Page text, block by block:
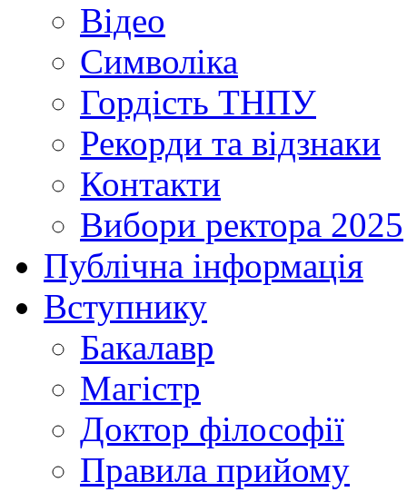
Відео
Символіка
Гордість ТНПУ
Рекорди та відзнаки
Контакти
Вибори ректора 2025
Публічна інформація
Вступнику
Бакалавр
Магістр
Доктор філософії
Правила прийому